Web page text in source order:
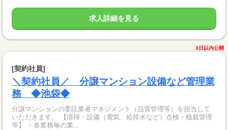
求人詳細を見る
3日以内公開
[契約社員]
＼契約社員／ 分譲マンション設備など管理業
務 ◆池袋◆
分譲マンションの委託業者マネジメント（品質管理等）を担当して
いただきます。 【清掃・設備（電気、給排水など）点検・植栽管理
等】 ・各業務毎の業...